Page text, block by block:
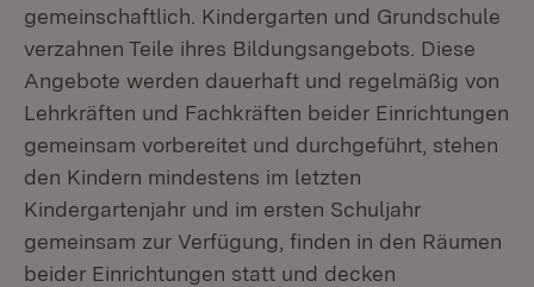
gemeinschaftlich. Kindergarten und Grundschule
verzahnen Teile ihres Bildungsangebots. Diese
Angebote werden dauerhaft und regelmäßig von
Lehrkräften und Fachkräften beider Einrichtungen
gemeinsam vorbereitet und durchgeführt, stehen
den Kindern mindestens im letzten
Kindergartenjahr und im ersten Schuljahr
gemeinsam zur Verfügung, finden in den Räumen
beider Einrichtungen statt und decken